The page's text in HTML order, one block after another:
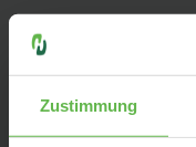
Zustimmung